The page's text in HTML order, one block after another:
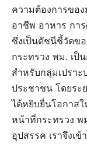
ความต้องการขอ
อาชีพ อาหาร กา
ซึ่งเป็นดัชนีชี้วัดข
กระทรวง พม. เป็
สำหรับกลุ่มเปรา
ประชาชน โดยระ
ได้หยิบยื่นโอกาส
หน้าที่กระทรวง พ
อุปสรรค เราจึงเ